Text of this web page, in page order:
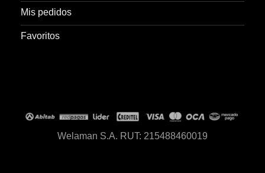
Mis pedidos
Favoritos
Welaman S.A. RUT: 215488460019